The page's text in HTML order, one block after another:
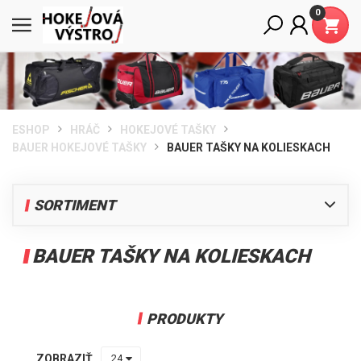
0
ESHOP HRÁČ
HOKEJOVÉ TAŠKY
BAUER HOKEJOVÉ TAŠKY
BAUER TAŠKY NA KOLIESKACH
SORTIMENT
HOKEJOVÉ KORČULE BAUER
HOKEJOVÉ RUKAVICE
HOKEJOVÉ CHRÁNIČE LAKŤOV
BAUER TAŠKY NA KOLIESKACH
PRODUKTY
ZOBRAZIŤ